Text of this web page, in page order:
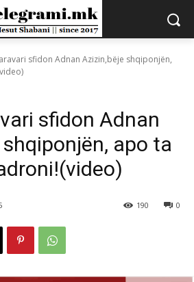
sfidon Adnan Azizin,bëje shqiponjën,
sfidon Adnan
apo ta
0
190